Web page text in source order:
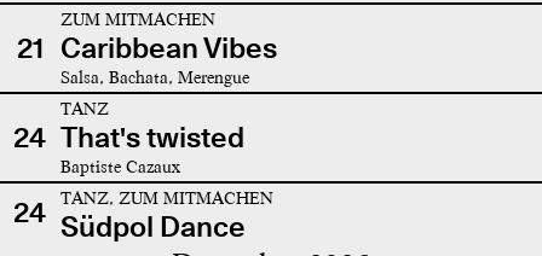
21
ZUM MITMACHEN
Caribbean Vibes
Salsa, Bachata, Merengue
24
TANZ
That's twisted
Baptiste Cazaux
24 TANZ, ZUM MITMACHEN
Südpol Dance